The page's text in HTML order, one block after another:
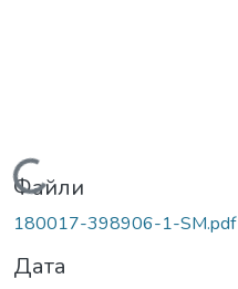
Вантажиться...
Файли
180017-398906-1-SM.pdf
Дата